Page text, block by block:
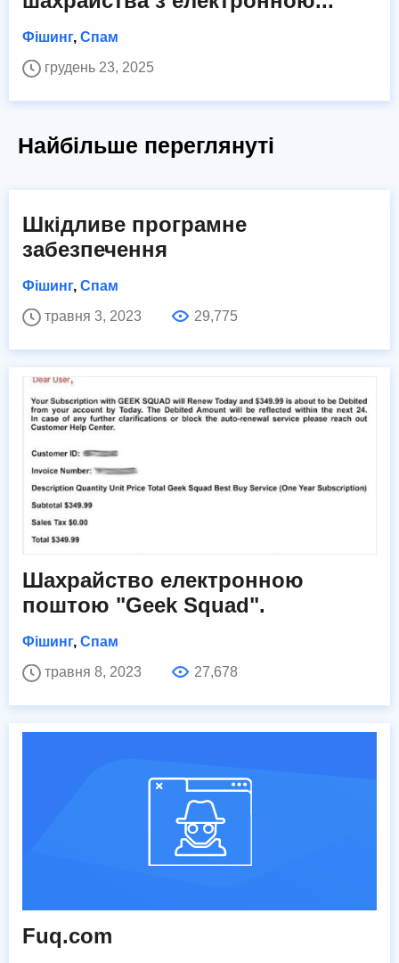
Фішинг, Спам
грудень 23, 2025
Найбільше переглянуті
Шкідливе програмне
забезпечення
Фішинг, Спам
травня 3, 2023
29,775
Шахрайство електронною
поштою "Geek Squad".
Фішинг, Спам
травня 8, 2023
27,678
Fuq.com